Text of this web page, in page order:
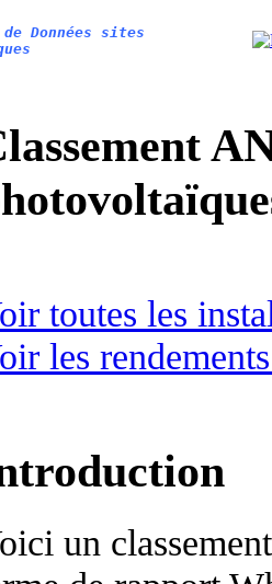
de Données sites
toutes les
les
un